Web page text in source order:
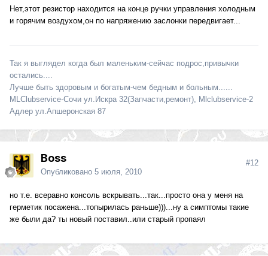
Нет,этот резистор находится на конце ручки управления холодным
и горячим воздухом,он по напряжению заслонки передвигает...
Так я выглядел когда был маленьким-сейчас подрос,привычки
остались....
Лучше быть здоровым и богатым-чем бедным и больным......
MLClubservice-Сочи ул.Искра 32(Запчасти,ремонт), Mlclubservice-2
Адлер ул.Апшеронская 87
Boss
Опубликовано 5 июля, 2010
#12
но т.е. всеравно консоль вскрывать...так...просто она у меня на
герметик посажена...топырилась раньше)))...ну а симптомы такие
же были да? ты новый поставил..или старый пропаял